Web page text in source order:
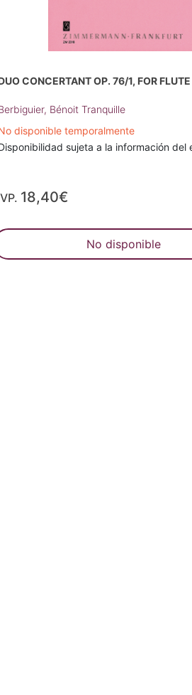
CONCERTANT OP. 76/1, FOR
Bénoit Tranquille
disponible temporalmente
sujeta a la información del
18,40€
No disponible